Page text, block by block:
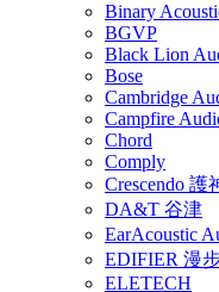
Binary
BGVP
Black Lion
Bose
Cambridge
Campfire
Chord
Comply
Crescendo 護
DA&T 谷津
EarAcoustic
EDIFIER 漫
ELETECH